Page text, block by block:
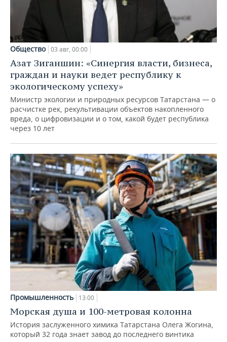
Общество 03 авг, 00:00
Азат Зиганшин: «Синергия власти, бизнеса,
граждан и науки ведет республику к
экологическому успеху»
Министр экологии и природных ресурсов Татарстана — о
расчистке рек, рекультивации объектов накопленного
вреда, о цифровизации и о том, какой будет республика
через 10 лет
Промышленность 13:00
Морская душа и 100-метровая колонна
История заслуженного химика Татарстана Олега Жогина,
который 32 года знает завод до последнего винтика